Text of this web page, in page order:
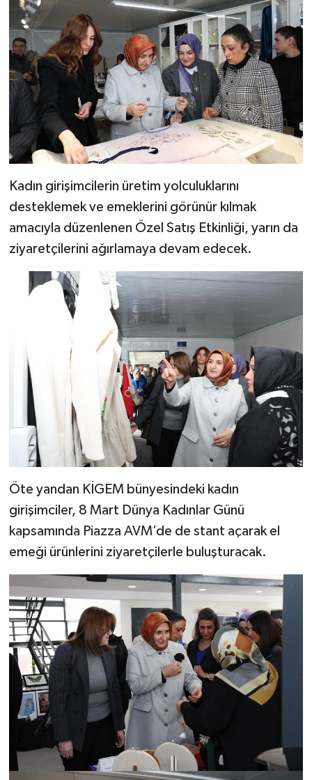
Kadın girişimcilerin üretim yolculuklarını
desteklemek ve emeklerini görünür kılmak
amacıyla düzenlenen Özel Satış Etkinliği, yarın da
ziyaretçilerini ağırlamaya devam edecek.
Öte yandan KİGEM bünyesindeki kadın
girişimciler, 8 Mart Dünya Kadınlar Günü
kapsamında Piazza AVM’de de stant açarak el
emeği ürünlerini ziyaretçilerle buluşturacak.